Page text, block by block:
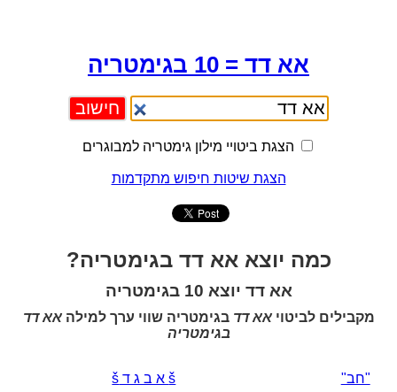
אא דד = 10 בגימטריה
הצגת ביטויי מילון גימטריה למבוגרים
הצגת שיטות חיפוש מתקדמות
כמה יוצא אא דד בגימטריה?
אא דד יוצא 10 בגימטריה
מקבילים לביטויאא דד בגימטריה שווי ערך למילהאא דד
בגימטריה
"חב"
š א ב ג ד š